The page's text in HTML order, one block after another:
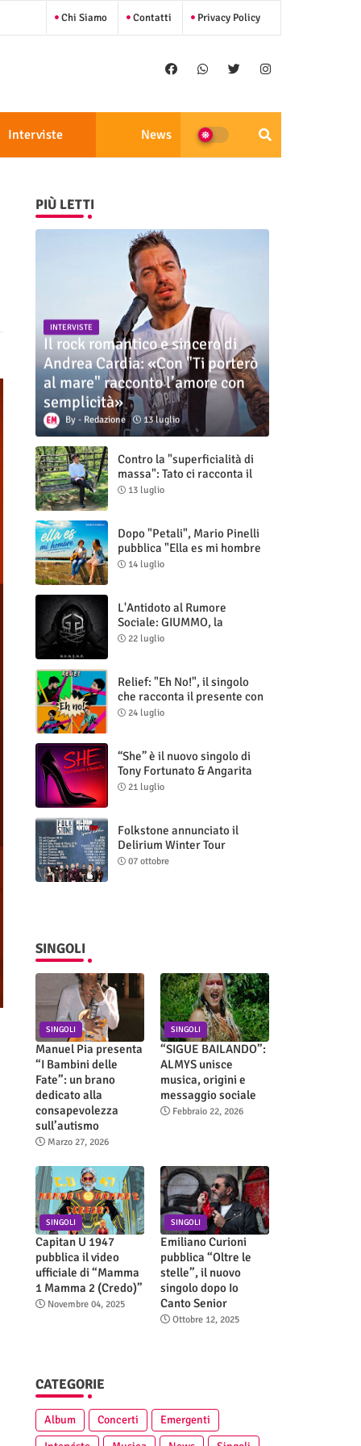
Chi Siamo Contatti Privacy Policy
Interviste News
PIÙ LETTI
INTERVISTE
Il rock romantico e sincero di
Andrea Cardia: «Con "Ti porterò
al mare" racconto l’amore con
semplicità»
Redazione 13 luglio
Contro la "superficialità di
massa": Tato ci racconta il
nuovo singolo "Vuoti digitali"
13 luglio
Dopo "Petali", Mario Pinelli
pubblica "Ella es mi hombre
(Il mio uomo è lei)"
14 luglio
L'Antidoto al Rumore
Sociale: GIUMMO, la
Maschera e la Cruda Verità
22 luglio
Relief: "Eh No!", il singolo
che racconta il presente con
ironia e autenticità
24 luglio
“She” è il nuovo singolo di
Tony Fortunato & Angarita
21 luglio
Folkstone annunciato il
Delirium Winter Tour
(Special Edition)
07 ottobre
SINGOLI
SINGOLI
Manuel Pia presenta
“I Bambini delle
Fate”: un brano
dedicato alla
consapevolezza
sull’autismo
Marzo 27, 2026
SINGOLI
“SIGUE BAILANDO”:
ALMYS unisce
musica, origini e
messaggio sociale
Febbraio 22, 2026
SINGOLI
Capitan U 1947
pubblica il video
ufficiale di “Mamma
1 Mamma 2 (Credo)”
Novembre 04, 2025
SINGOLI
Emiliano Curioni
pubblica “Oltre le
stelle”, il nuovo
singolo dopo Io
Canto Senior
Ottobre 12, 2025
CATEGORIE
Album Concerti
Emergenti